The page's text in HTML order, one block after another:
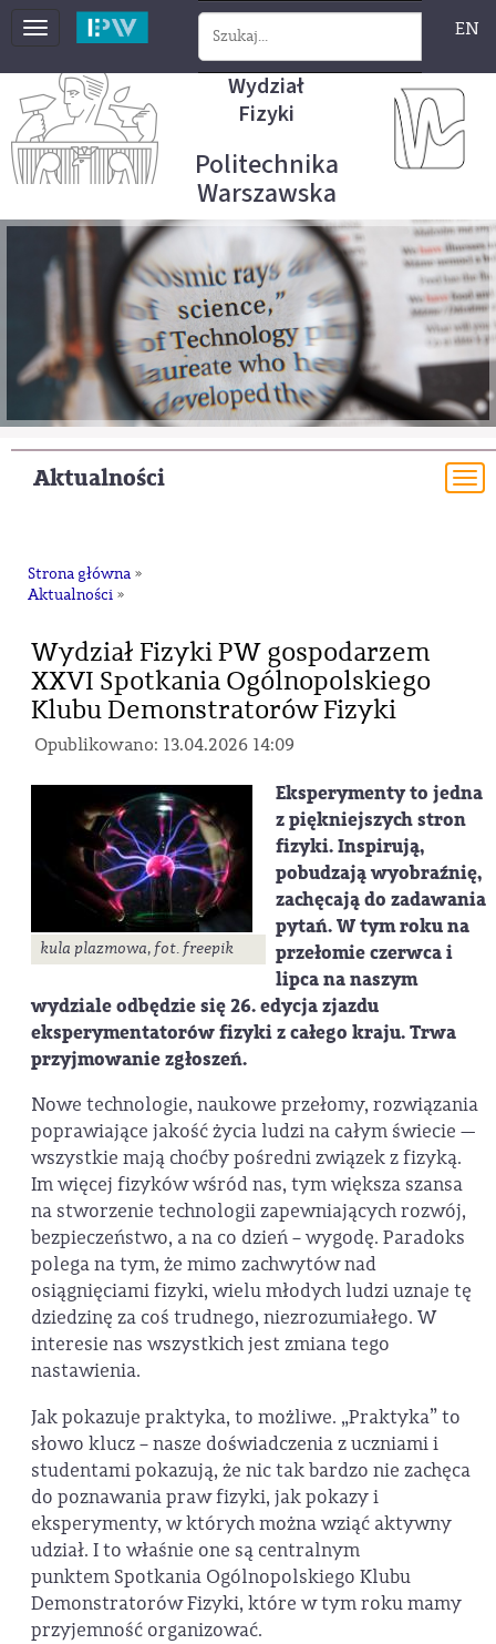
Toggle
EN
Wydział
Fizyki
Politechnika
Warszawska
Aktualności
Strona główna »
Aktualności »
Wydział Fizyki PW gospodarzem
XXVI Spotkania Ogólnopolskiego
Klubu Demonstratorów Fizyki
Opublikowano: 13.04.2026 14:09
kula plazmowa, fot. freepik
Eksperymenty to jedna
z piękniejszych stron
fizyki. Inspirują,
pobudzają wyobraźnię,
zachęcają do zadawania
pytań. W tym roku na
przełomie czerwca i
lipca na naszym
wydziale odbędzie się 26. edycja zjazdu
eksperymentatorów fizyki z całego kraju. Trwa
przyjmowanie zgłoszeń.
Nowe technologie, naukowe przełomy, rozwiązania
poprawiające jakość życia ludzi na całym świecie —
wszystkie mają choćby pośredni związek z fizyką.
Im więcej fizyków wśród nas, tym większa szansa
na stworzenie technologii zapewniających rozwój,
bezpieczeństwo, a na co dzień – wygodę. Paradoks
polega na tym, że mimo zachwytów nad
osiągnięciami fizyki, wielu młodych ludzi uznaje tę
dziedzinę za coś trudnego, niezrozumiałego. W
interesie nas wszystkich jest zmiana tego
nastawienia.
Jak pokazuje praktyka, to możliwe. „Praktyka” to
słowo klucz – nasze doświadczenia z uczniami i
studentami pokazują, że nic tak bardzo nie zachęca
do poznawania praw fizyki, jak pokazy i
eksperymenty, w których można wziąć aktywny
udział. I to właśnie one są centralnym
punktem Spotkania Ogólnopolskiego Klubu
Demonstratorów Fizyki, które w tym roku mamy
przyjemność organizować.